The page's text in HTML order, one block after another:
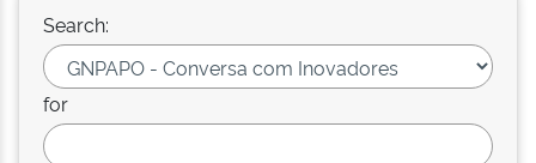
Search:
for